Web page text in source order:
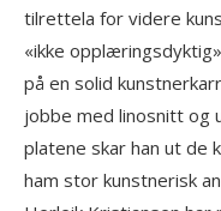
tilrettela for videre
«ikke
på en solid
jobbe med linosnitt og
platene skar han ut de
ham stor kunstnerisk